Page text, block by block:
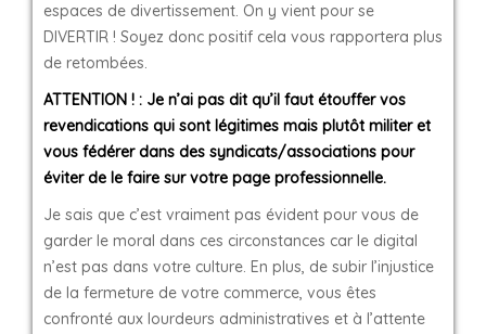
espaces de divertissement. On y vient pour se
DIVERTIR ! Soyez donc positif cela vous rapportera plus
de retombées.
ATTENTION ! : Je n’ai pas dit qu’il faut étouffer vos
revendications qui sont légitimes mais plutôt militer et
vous fédérer dans des syndicats/associations pour
éviter de le faire sur votre page professionnelle.
Je sais que c’est vraiment pas évident pour vous de
garder le moral dans ces circonstances car le digital
n’est pas dans votre culture. En plus, de subir l’injustice
de la fermeture de votre commerce, vous êtes
confronté aux lourdeurs administratives et à l’attente